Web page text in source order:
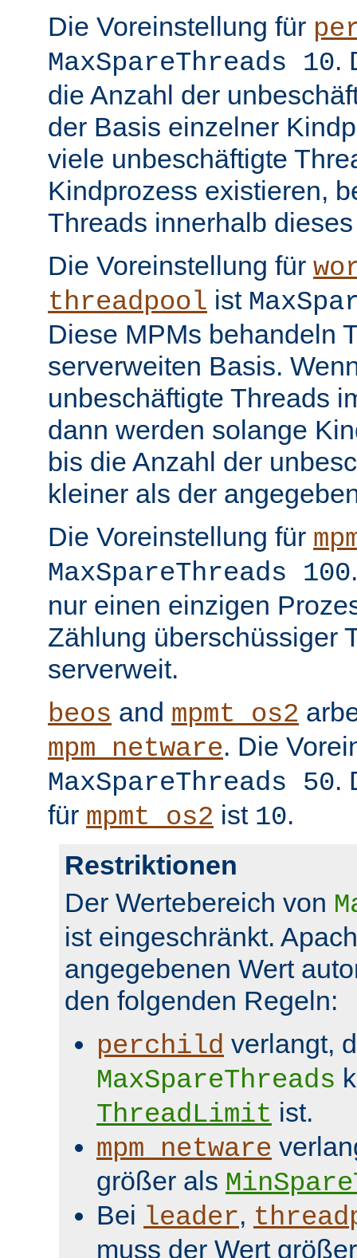
Die Voreinstellung für
MaxSpareThreads 10.
die Anzahl der
der Basis einzelner
viele unbeschäftigte
Kindprozess existieren,
Threads innerhalb
Die Voreinstellung für
threadpool ist
Diese MPMs behandeln
serverweiten Basis.
unbeschäftigte Threads
dann werden solange
bis die Anzahl der
kleiner als der
Die Voreinstellung für
MaxSpareThreads 100
nur einen einzigen
Zählung überschüssiger
serverweit.
beos and mpmt_os2
mpm_netware. Die
MaxSpareThreads 50.
für mpmt_os2 ist 10.
Restriktionen
Der Wertebereich von
ist eingeschränkt.
angegebenen Wert
den folgenden Regeln:
perchild verlangt,
MaxSpareThreads
ThreadLimit ist.
mpm_netware
größer als
Bei leader,
muss der Wert